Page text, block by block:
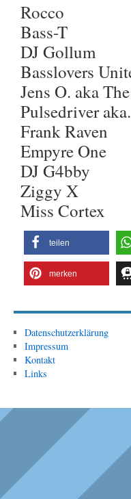
Rocco
Bass-T
DJ Gollum
Basslovers
Jens O. aka
Pulsedriver
Frank Raven
Empyre One
DJ G4bby
Ziggy X
Miss Cortex
teilen
merken
Datenschutzerklärung
Impressum
Kontakt
Links